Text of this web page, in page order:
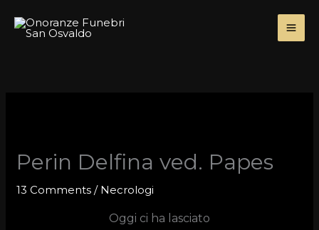
Perin Delfina ved. Papes
13 Comments / Necrologi
Oggi ci ha lasciato